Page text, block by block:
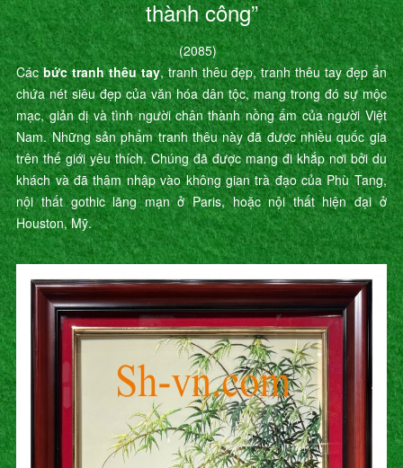
thành công”
(2085)
Cácbức tranh thêu tay, tranh thêu đẹp, tranh thêu tay đẹp ẩn
chứa nét siêu đẹp của văn hóa dân tộc, mang trong đó sự mộc
mạc, giản dị và tình người chân thành nồng ấm của người Việt
Nam. Những sản phẩm tranh thêu này đã được nhiều quốc gia
trên thế giới yêu thích. Chúng đã được mang đi khắp nơi bởi du
khách và đã thâm nhập vào không gian trà đạo của Phù Tang,
nội thất gothic lãng mạn ở Paris, hoặc nội thất hiện đại ở
Houston, Mỹ.